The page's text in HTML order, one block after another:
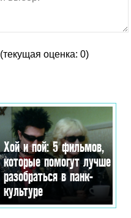
(текущая оценка: 0)
Хой и пой: 5 фильмов,
которые помогут лучше
разобраться в панк-
культуре